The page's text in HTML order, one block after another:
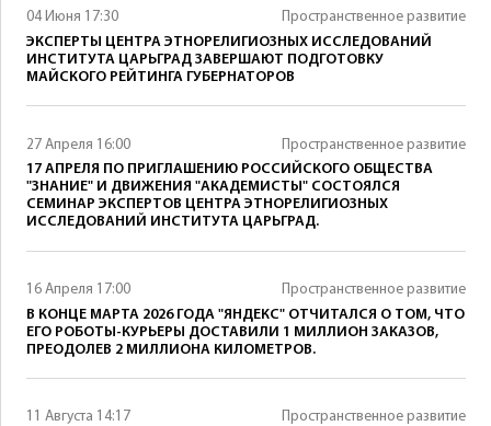
04 Июня 17:30
Пространственное развитие
ЭКСПЕРТЫ ЦЕНТРА ЭТНОРЕЛИГИОЗНЫХ ИССЛЕДОВАНИЙ
ИНСТИТУТА ЦАРЬГРАД ЗАВЕРШАЮТ ПОДГОТОВКУ
МАЙСКОГО РЕЙТИНГА ГУБЕРНАТОРОВ
27 Апреля 16:00
Пространственное развитие
17 АПРЕЛЯ ПО ПРИГЛАШЕНИЮ РОССИЙСКОГО ОБЩЕСТВА
"ЗНАНИЕ" И ДВИЖЕНИЯ "АКАДЕМИСТЫ" СОСТОЯЛСЯ
СЕМИНАР ЭКСПЕРТОВ ЦЕНТРА ЭТНОРЕЛИГИОЗНЫХ
ИССЛЕДОВАНИЙ ИНСТИТУТА ЦАРЬГРАД.
16 Апреля 17:00
Пространственное развитие
В КОНЦЕ МАРТА 2026 ГОДА "ЯНДЕКС" ОТЧИТАЛСЯ О ТОМ, ЧТО
ЕГО РОБОТЫ-КУРЬЕРЫ ДОСТАВИЛИ 1 МИЛЛИОН ЗАКАЗОВ,
ПРЕОДОЛЕВ 2 МИЛЛИОНА КИЛОМЕТРОВ.
11 Августа 14:17
Пространственное развитие